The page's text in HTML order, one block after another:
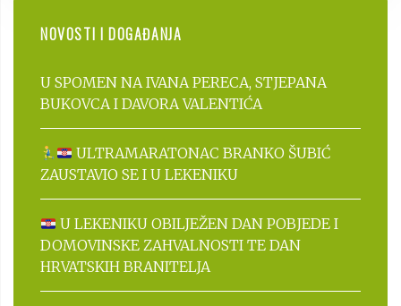
NOVOSTI I DOGAĐANJA
U SPOMEN NA IVANA PERECA, STJEPANA
BUKOVCA I DAVORA VALENTIĆA
ULTRAMARATONAC BRANKO ŠUBIĆ
ZAUSTAVIO SE I U LEKENIKU
U LEKENIKU OBILJEŽEN DAN POBJEDE I
DOMOVINSKE ZAHVALNOSTI TE DAN
HRVATSKIH BRANITELJA